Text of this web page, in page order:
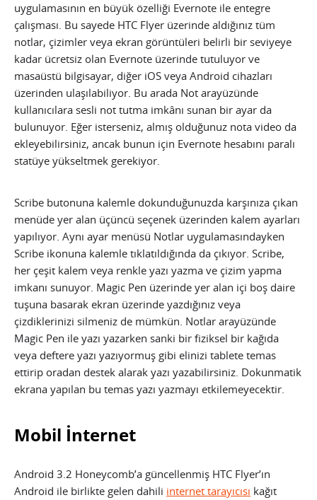
uygulamasının en büyük özelliği Evernote ile entegre
çalışması. Bu sayede HTC Flyer üzerinde aldığınız tüm
notlar, çizimler veya ekran görüntüleri belirli bir seviyeye
kadar ücretsiz olan Evernote üzerinde tutuluyor ve
masaüstü bilgisayar, diğer iOS veya Android cihazları
üzerinden ulaşılabiliyor. Bu arada Not arayüzünde
kullanıcılara sesli not tutma imkânı sunan bir ayar da
bulunuyor. Eğer isterseniz, almış olduğunuz nota video da
ekleyebilirsiniz, ancak bunun için Evernote hesabını paralı
statüye yükseltmek gerekiyor.
Scribe butonuna kalemle dokunduğunuzda karşınıza çıkan
menüde yer alan üçüncü seçenek üzerinden kalem ayarları
yapılıyor. Aynı ayar menüsü Notlar uygulamasındayken
Scribe ikonuna kalemle tıklatıldığında da çıkıyor. Scribe,
her çeşit kalem veya renkle yazı yazma ve çizim yapma
imkanı sunuyor. Magic Pen üzerinde yer alan içi boş daire
tuşuna basarak ekran üzerinde yazdığınız veya
çizdiklerinizi silmeniz de mümkün. Notlar arayüzünde
Magic Pen ile yazı yazarken sanki bir fiziksel bir kağıda
veya deftere yazı yazıyormuş gibi elinizi tablete temas
ettirip oradan destek alarak yazı yazabilirsiniz. Dokunmatik
ekrana yapılan bu temas yazı yazmayı etkilemeyecektir.
Mobil İnternet
Android 3.2 Honeycomb’a güncellenmiş HTC Flyer’ın
Android ile birlikte gelen dahili internet tarayıcısı kağıt